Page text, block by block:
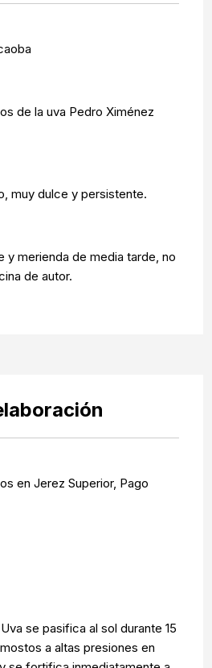
de la uva Pedro Ximénez
muy dulce y persistente.
y merienda de media tarde, no
de autor.
en Jerez Superior, Pago
se pasifica al sol durante 15
a altas presiones en